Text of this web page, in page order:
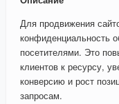
Для продвижения
конфиденциальность
посетителями. Это
клиентов к ресурсу,
конверсию и рост
запросам.